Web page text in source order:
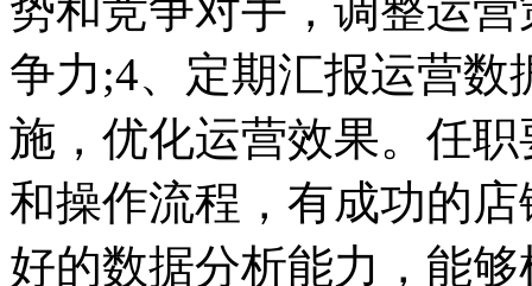
争力;4、定期汇报运营
施，优化运营效果。任
和操作流程，有成功的
好的数据分析能力，能